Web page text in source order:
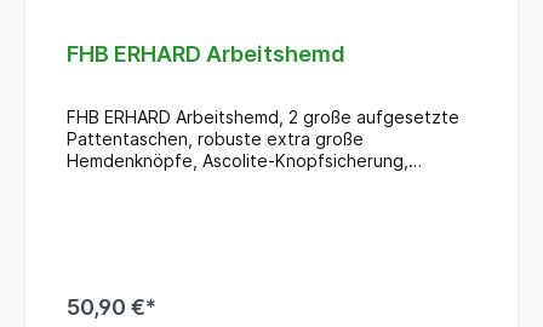
FHB ERHARD Arbeitshemd
FHB ERHARD Arbeitshemd, 2 große aufgesetzte
Pattentaschen, robuste extra große
Hemdenknöpfe, Ascolite-Knopfsicherung,
50,90 €*